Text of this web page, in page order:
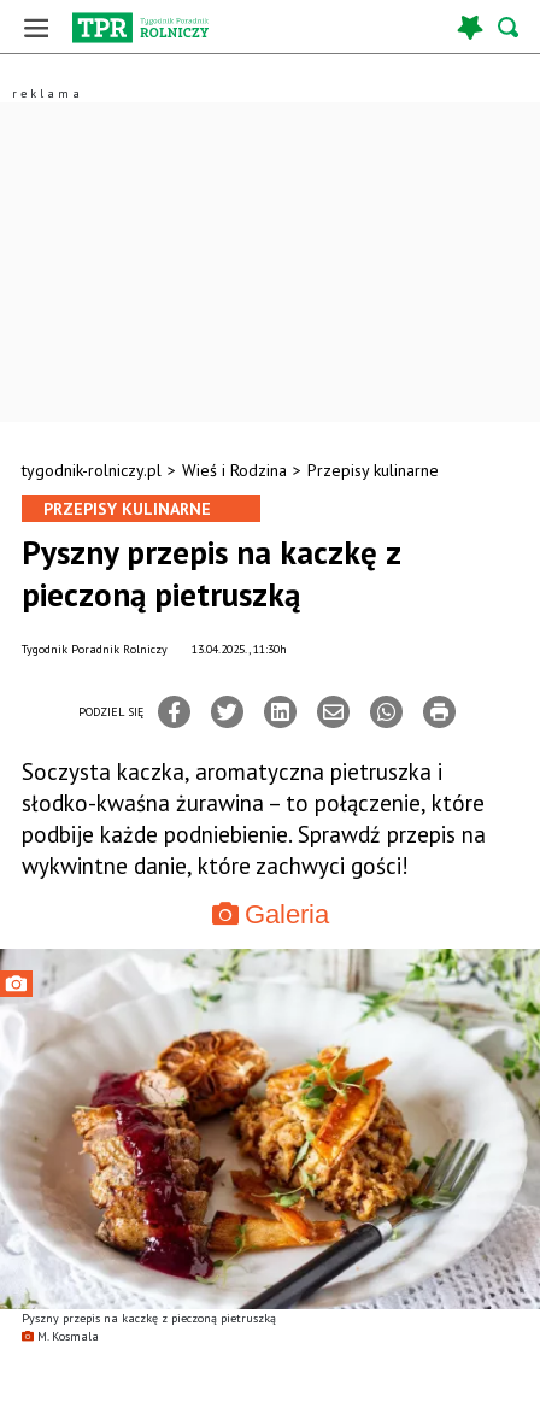
tygodnik-rolniczy.pl > Wieś i Rodzina > Przepisy kulinarne
Pyszny przepis na kaczkę z pieczoną pietruszką
M. Kosmala
PRZEPISY KULINARNE
Pyszny przepis na kaczkę z
pieczoną pietruszką
13.04.2025., 11:30h
Tygodnik Poradnik Rolniczy
PODZIEL SIĘ
Soczysta kaczka, aromatyczna pietruszka i
słodko-kwaśna żurawina – to połączenie, które
podbije każde podniebienie. Sprawdź przepis na
wykwintne danie, które zachwyci gości!
Galeria